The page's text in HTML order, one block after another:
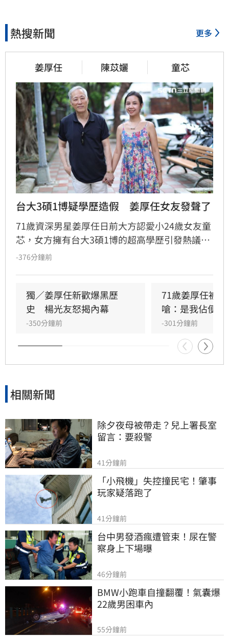
熱搜新聞 更多
姜厚任 陳苡孋 童芯
台大3碩1博疑學歷造假　姜厚任女友發聲了
71歲資深男星姜厚任日前大方認愛小24歲女友童
芯，女方擁有台大3碩1博的超高學歷引發熱議。
然而，隨即有網友質疑其學歷真實性，指稱網路
字長文談「邏輯」，雖未直接針對學歷爭議說
明，但被外界解讀為間接回應。姜厚任則力挺愛
人，強調兩人感情與學歷無關，即便對方是文盲
也依然深愛，展現護愛決心。這段相差24歲的戀
情，因學歷疑雲與男星霸氣護愛，持續成為網路
討論焦點。
-376分鐘前
獨／姜厚任新歡爆黑歷
史　楊光友怒揭內幕
-350分鐘前
71歲姜厚任被
嗆：是我佔便宜
-301分鐘前
相關新聞
除夕夜母被帶走？兒上署長室
留言：要殺警
41分鐘前
「小飛機」失控撞民宅！肇事
玩家疑落跑了
41分鐘前
台中男發酒瘋遭管束！尿在警
察身上下場曝
46分鐘前
BMW小跑車自撞翻覆！氣囊爆
22歲男困車內
55分鐘前